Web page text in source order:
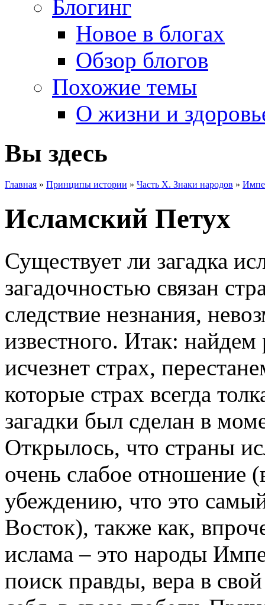
Блогинг
Новое в блогах
Обзор блогов
Похожие темы
О жизни и
Вы здесь
Главная » Принципы истории » Часть X. Знаки народов »
Исламский Петух
Существует ли загадка
загадочностью связан
следствие незнания,
известного. Итак: найдем
исчезнет страх,
которые страх всегда
загадки был сделан в
Открылось, что страны
очень слабое отношение
убеждению, что это
Восток), также как,
ислама – это народы
поиск правды, вера в